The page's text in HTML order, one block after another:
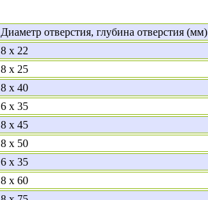
Диаметр отверстия, глубина отверстия (мм)
8 x 22
8 x 25
8 x 40
6 x 35
8 x 45
8 x 50
6 x 35
8 x 60